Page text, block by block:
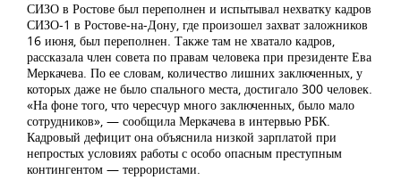
СИЗО в Ростове был переполнен и испытывал нехватку кадров
СИЗО-1 в Ростове-на-Дону, где произошел захват заложников
16 июня, был переполнен. Также там не хватало кадров,
рассказала член совета по правам человека при президенте Ева
Меркачева. По ее словам, количество лишних заключенных, у
которых даже не было спального места, достигало 300 человек.
«На фоне того, что чересчур много заключенных, было мало
сотрудников», — сообщила Меркачева в интервью РБК.
Кадровый дефицит она объяснила низкой зарплатой при
непростых условиях работы с особо опасным преступным
контингентом — террористами.